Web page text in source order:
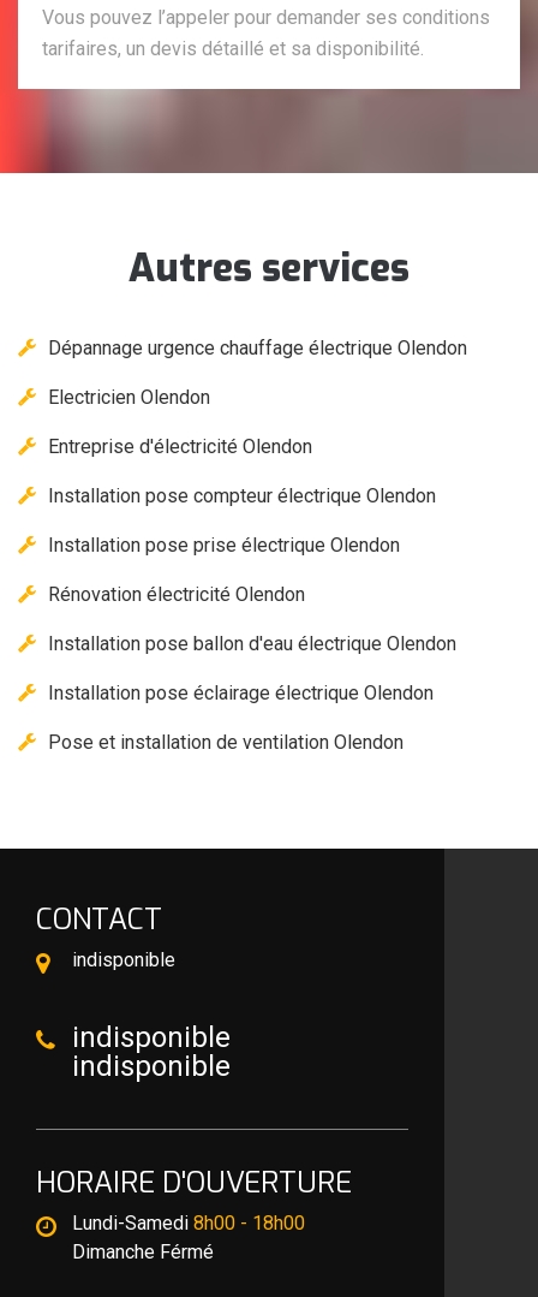
Vous pouvez l’appeler pour demander ses conditions
tarifaires, un devis détaillé et sa disponibilité.
Autres services
Dépannage urgence chauffage électrique Olendon
Electricien Olendon
Entreprise d'électricité Olendon
Installation pose compteur électrique Olendon
Installation pose prise électrique Olendon
Rénovation électricité Olendon
Installation pose ballon d'eau électrique Olendon
Installation pose éclairage électrique Olendon
Pose et installation de ventilation Olendon
CONTACT
indisponible
indisponible
indisponible
HORAIRE D'OUVERTURE
Lundi-Samedi 8h00 - 18h00
Dimanche Férmé